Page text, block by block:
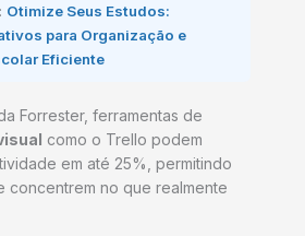
Otimize Seus Estudos:
para Organização e
Eficiente
Forrester, ferramentas de
como o Trello podem
em até 25%, permitindo
concentrem no que realmente